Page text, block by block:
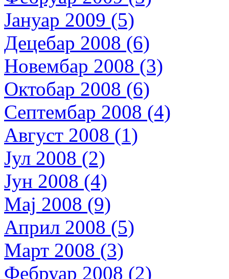
Јануар 2009 (5)
Децебар 2008 (6)
Новембар 2008 (3)
Октобар 2008 (6)
Септембар 2008 (4)
Август 2008 (1)
Јул 2008 (2)
Јун 2008 (4)
Мај 2008 (9)
Април 2008 (5)
Март 2008 (3)
Фебруар 2008 (2)